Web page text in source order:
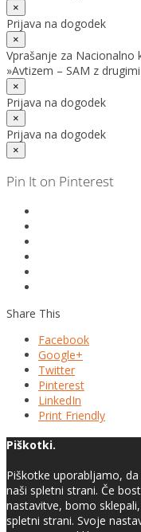
×
Prijava na dogodek
×
Vprašanje za
»Avtizem – SAM z
×
Prijava na dogodek
×
Prijava na dogodek
×
Pin It on Pinterest
Share This
Facebook
Google+
Twitter
Pinterest
LinkedIn
Print Friendly
Piškotki.
Piškotke uporabljamo,
naši spletni strani. Če
nastavitve, bomo
spletni strani. Svoje